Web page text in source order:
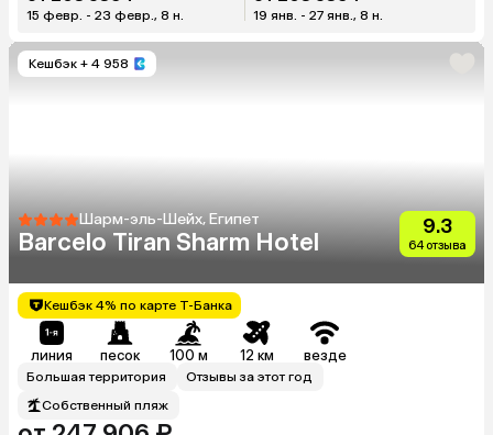
15 февр. - 23 февр., 8 н. 19 янв. - 27 янв., 8 н.
Кешбэк + 4 958
Шарм-эль-Шейх, Египет
Barcelo Tiran Sharm Hotel
9.3
64 отзыва
Кешбэк 4% по карте Т-Банка
линия песок 100 м 12 км везде
Большая территория
Отзывы за этот год
Собственный пляж